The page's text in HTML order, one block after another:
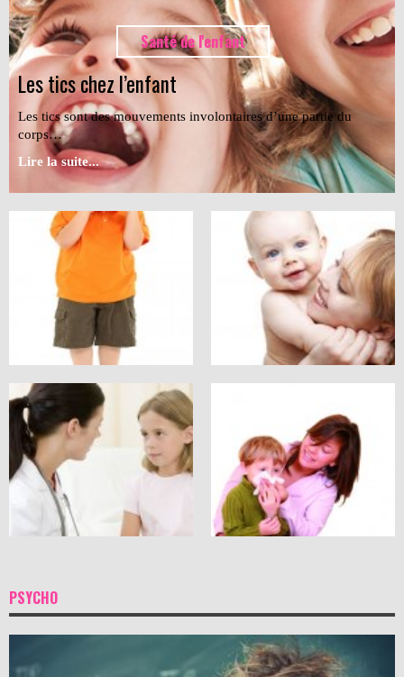
Santé de l'enfant
Les tics chez l’enfant
Les tics sont des mouvements involontaires d’une partie du
corps…
Lire la suite...
PSYCHO